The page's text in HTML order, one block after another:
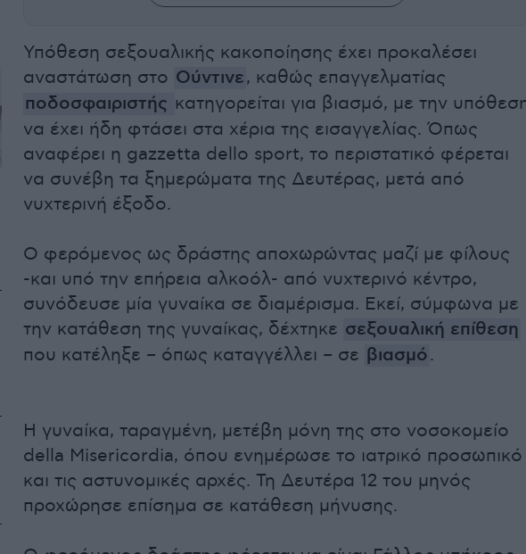
Υπόθεση σεξουαλικής κακοποίησης έχει προκαλέσει
αναστάτωση στο Ούντινε, καθώς επαγγελματίας
ποδοσφαιριστής κατηγορείται για βιασμό, με την
να έχει ήδη φτάσει στα χέρια της εισαγγελίας. Όπως
αναφέρει η gazzetta dello sport, το περιστατικό φέρεται
να συνέβη τα ξημερώματα της Δευτέρας, μετά από
νυχτερινή έξοδο.
Ο φερόμενος ως δράστης αποχωρώντας μαζί με φίλους
-και υπό την επήρεια αλκοόλ- από νυχτερινό κέντρο,
συνόδευσε μία γυναίκα σε διαμέρισμα. Εκεί, σύμφωνα με
την κατάθεση της γυναίκας, δέχτηκε σεξουαλική επίθεση
που κατέληξε – όπως καταγγέλλει – σε βιασμό.
Η γυναίκα, ταραγμένη, μετέβη μόνη της στο νοσοκομείο
della Misericordia, όπου ενημέρωσε το ιατρικό προσωπικό
και τις αστυνομικές αρχές. Τη Δευτέρα 12 του μηνός
προχώρησε επίσημα σε κατάθεση μήνυσης.